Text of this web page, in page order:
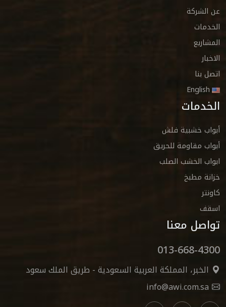
عن الشركة
الخدمات
المشاريع
الاخبار
اتصل بنا
English
الخدمات
أبواب خشبية فلش
أبواب مقاومة للحريق
ابواب الخشب الصلب
خزانة مطبخ
كاونتر
اسقف
تواصل معنا
013-668-4300
الخبر، المملكة العربية السعودية - طريق الملك سعود
info@awi.com.sa